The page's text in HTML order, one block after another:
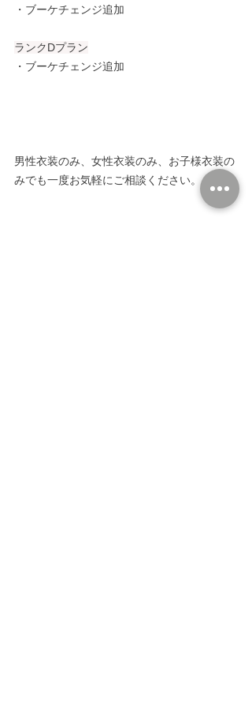
・ブーケチェンジ追加
ランクDプラン
・ブーケチェンジ追加
男性衣装のみ、女性衣装のみ、お子様衣装の
みでも一度お気軽にご相談ください。